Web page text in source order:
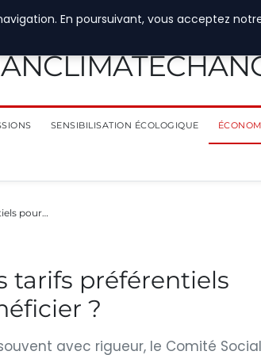
SENSIBILISATION ÉCOLOGIQUE
pour…
tarifs préférentiels
?
avec rigueur, le Comité Social
En poursuivant, vous acceptez